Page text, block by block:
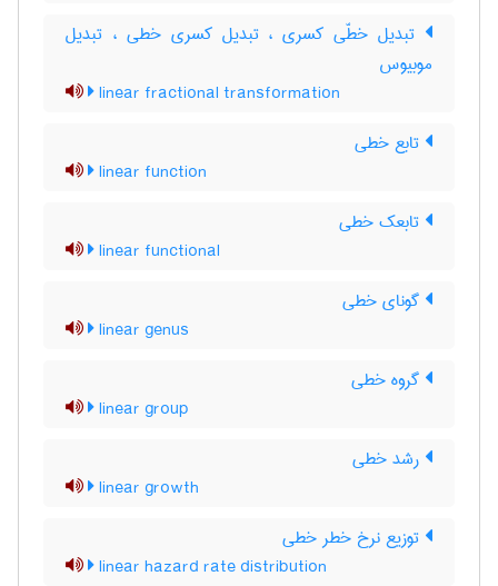
تبدیل خطّی کسری ، تبدیل کسری خطی ، تبدیل
موبیوس
linear fractional transformation
تابع خطی
linear function
تابعک خطی
linear functional
گونای خطی
linear genus
گروه خطی
linear group
رشد خطی
linear growth
توزیع نرخ خطر خطی
linear hazard rate distribution